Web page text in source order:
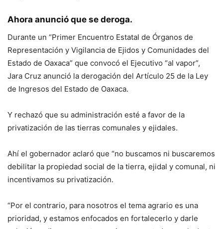
Ahora anunció que se deroga.
Durante un “Primer Encuentro Estatal de Órganos de
Representación y Vigilancia de Ejidos y Comunidades del
Estado de Oaxaca” que convocó el Ejecutivo “al vapor”,
Jara Cruz anunció la derogación del Artículo 25 de la Ley
de Ingresos del Estado de Oaxaca.
Y rechazó que su administración esté a favor de la
privatización de las tierras comunales y ejidales.
Ahí el gobernador aclaró que “no buscamos ni buscaremos
debilitar la propiedad social de la tierra, ejidal y comunal, ni
incentivamos su privatización.
“Por el contrario, para nosotros el tema agrario es una
prioridad, y estamos enfocados en fortalecerlo y darle